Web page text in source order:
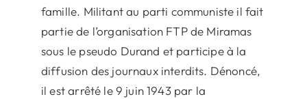
famille. Militant au parti communiste il fait
partie de l’organisation FTP de Miramas
sous le pseudo Durand et participe à la
diffusion des journaux interdits. Dénoncé,
il est arrêté le 9 juin 1943 par la